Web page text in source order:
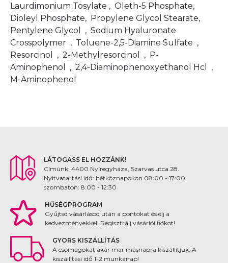
Laurdimonium Tosylate , Oleth-5 Phosphate,
Dioleyl Phosphate, Propylene Glycol Stearate,
Pentylene Glycol , Sodium Hyaluronate
Crosspolymer , Toluene-2,5-Diamine Sulfate ,
Resorcinol , 2-Methylresorcinol , P-
Aminophenol , 2,4-Diaminophenoxyethanol Hcl ,
M-Aminophenol
LÁTOGASS EL HOZZÁNK!
Címünk: 4400 Nyíregyháza, Szarvas utca 28.
Nyitvatartási idő: hétköznapokon 08:00 - 17:00,
szombaton: 8:00 - 12:30
HŰSÉGPROGRAM
Gyűjtsd vásárlásod után a pontokat és élj a
kedvezményekkel! Regisztrálj vásárlói fiókot!
GYORS KISZÁLLÍTÁS
A csomagokat akár már másnapra kiszállítjuk. A
kiszállítási idő 1-2 munkanap!